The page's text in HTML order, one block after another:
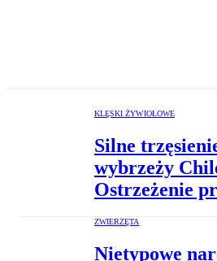
KLĘSKI ŻYWIOŁOWE
Silne
wybrzeży
Ostrzeżenie
ZWIERZĘTA
Nietypowe